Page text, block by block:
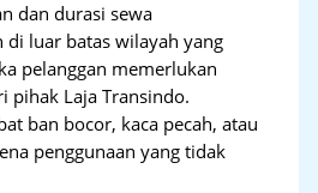
dan durasi sewa
di luar batas wilayah yang
pelanggan memerlukan
pihak Laja Transindo.
ban bocor, kaca pecah, atau
penggunaan yang tidak